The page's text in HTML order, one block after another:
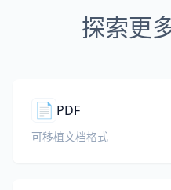
探索更
📄 PDF
可移植文档格式